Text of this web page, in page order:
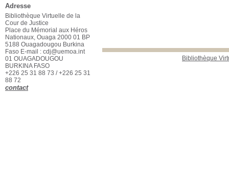
Bibliothèque
Théorie juridique
Transport[1]
Transport aérien[1]
Transport routier[1]
Localisation
Documentation
CJUEMOA[35]
Section
Documentaires
Adresse
Bibliothèque Virtuelle de la
Cour de Justice
Place du Mémorial aux Héros
Nationaux, Ouaga 2000 01 BP
5188 Ouagadougou Burkina
Faso E-mail : cdj@uemoa.int
01 OUAGADOUGOU
BURKINA FASO
+226 25 31 88 73 / +226 25 31
88 72
contact